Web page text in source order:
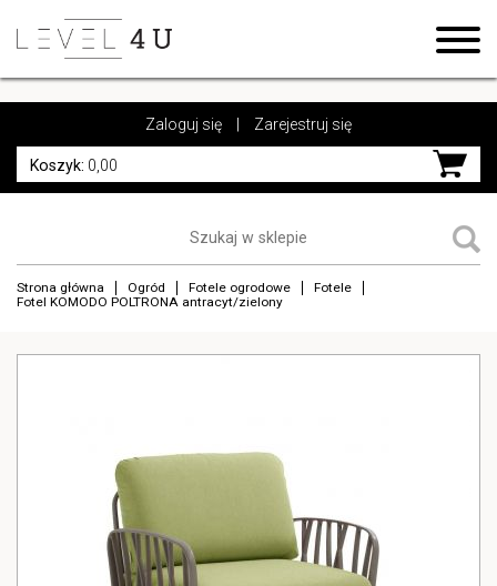
https://www.high-endrolex.com/17
Zaloguj się Zarejestruj się
Koszyk: 0,00
Strona główna Ogród Fotele ogrodowe
Fotele
Fotel KOMODO POLTRONA antracyt/zielony
https://www.high-endrolex.com/17